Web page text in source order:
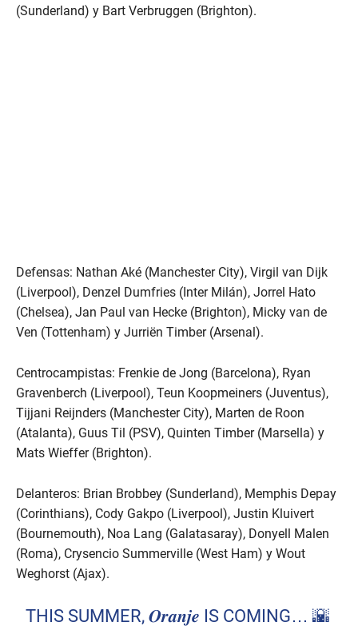
(Sunderland) y Bart Verbruggen (Brighton).
Defensas: Nathan Aké (Manchester City), Virgil van Dijk
(Liverpool), Denzel Dumfries (Inter Milán), Jorrel Hato
(Chelsea), Jan Paul van Hecke (Brighton), Micky van de
Ven (Tottenham) y Jurriën Timber (Arsenal).
Centrocampistas: Frenkie de Jong (Barcelona), Ryan
Gravenberch (Liverpool), Teun Koopmeiners (Juventus),
Tijjani Reijnders (Manchester City), Marten de Roon
(Atalanta), Guus Til (PSV), Quinten Timber (Marsella) y
Mats Wieffer (Brighton).
Delanteros: Brian Brobbey (Sunderland), Memphis Depay
(Corinthians), Cody Gakpo (Liverpool), Justin Kluivert
(Bournemouth), Noa Lang (Galatasaray), Donyell Malen
(Roma), Crysencio Summerville (West Ham) y Wout
Weghorst (Ajax).
THIS SUMMER, 𝑶𝒓𝒂𝒏𝒋𝒆 IS COMING… 🌇